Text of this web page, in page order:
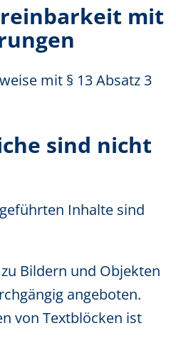
mit
mit § 13 Absatz 3
sind nicht
Inhalte sind
Bildern und Objekten
angeboten.
von Textblöcken ist